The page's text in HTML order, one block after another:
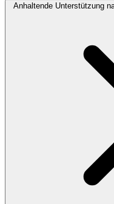
Anhaltende Unterstützung